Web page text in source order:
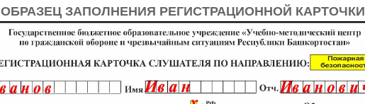
ОБРАЗЕЦ ЗАПОЛНЕНИЯ РЕГИСТРАЦИОННОЙ КАРТОЧКИ